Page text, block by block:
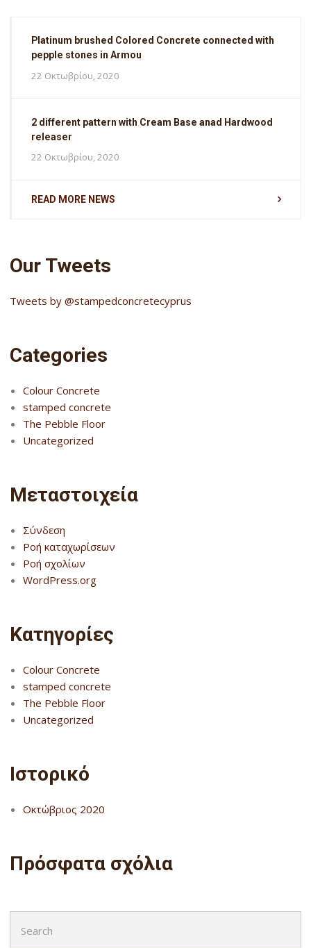
Platinum brushed Colored Concrete connected with
pepple stones in Armou
22 Οκτωβρίου, 2020
2 different pattern with Cream Base anad Hardwood
releaser
22 Οκτωβρίου, 2020
READ MORE NEWS
Our Tweets
Tweets by @stampedconcretecyprus
Categories
Colour Concrete
stamped concrete
The Pebble Floor
Uncategorized
Μεταστοιχεία
Σύνδεση
Ροή καταχωρίσεων
Ροή σχολίων
WordPress.org
Kατηγορίες
Colour Concrete
stamped concrete
The Pebble Floor
Uncategorized
Ιστορικό
Οκτώβριος 2020
Πρόσφατα σχόλια
for: